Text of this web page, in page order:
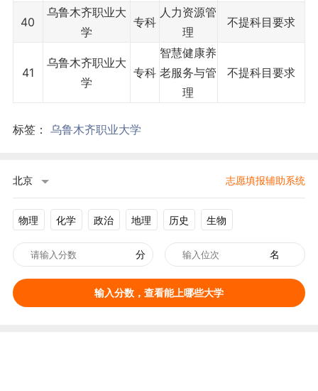
40
乌鲁木齐职业大
学
专科
人力资源管
理
不提科目要求
41
乌鲁木齐职业大
学
专科
智慧健康养
老服务与管
理
不提科目要求
标签： 乌鲁木齐职业大学
北京 志愿填报辅助系统
物理 化学 政治 地理 历史 生物
分 名
输入分数，查看能上哪些大学